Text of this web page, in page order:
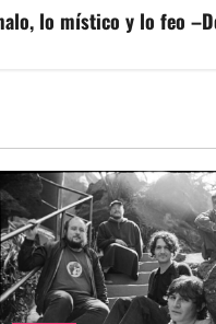
lo místico y lo feo